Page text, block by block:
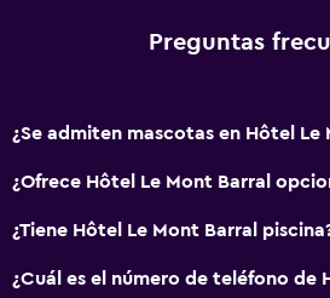
Preguntas
¿Se admiten mascotas en Hôtel Le
¿Ofrece Hôtel Le Mont Barral
¿Tiene Hôtel Le Mont Barral
¿Cuál es el número de teléfono de